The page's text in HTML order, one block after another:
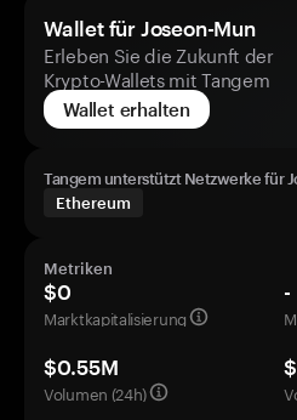
Wallet für Joseon-Mun
Erleben Sie die Zukunft der
Krypto-Wallets mit Tangem
Wallet erhalten
Tangem unterstützt Netzwerke für
Ethereum
Metriken
$0
Marktkapitalisierung
-
$0.55M
Volumen (24h)